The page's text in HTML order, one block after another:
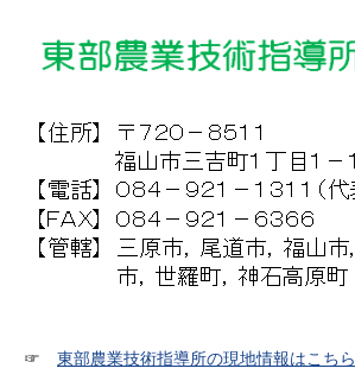
☞ 東部農業技術指導所の現地情報はこちら